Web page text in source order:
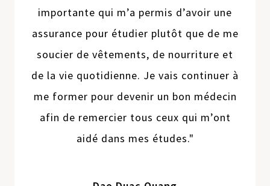
importante qui m’a permis d’avoir une
assurance pour étudier plutôt que de me
soucier de vêtements, de nourriture et
de la vie quotidienne. Je vais continuer à
me former pour devenir un bon médecin
afin de remercier tous ceux qui m’ont
aidé dans mes études."